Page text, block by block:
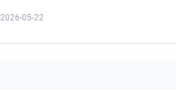
2026-05-22